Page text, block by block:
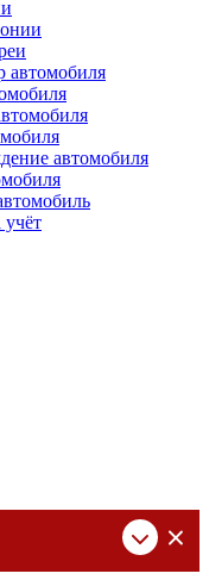
автомобиля
автомобиля